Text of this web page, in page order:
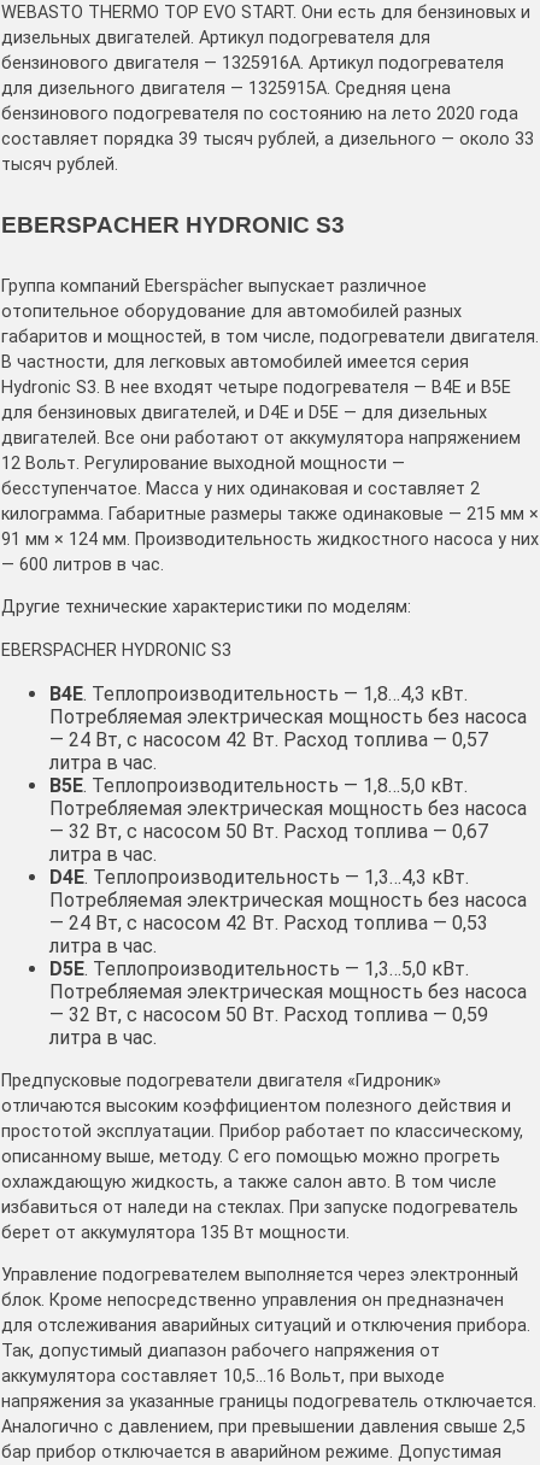
WEBASTO THERMO TOP EVO START. Они есть для бензиновых и
дизельных двигателей. Артикул подогревателя для
бензинового двигателя — 1325916A. Артикул подогревателя
для дизельного двигателя — 1325915A. Средняя цена
бензинового подогревателя по состоянию на лето 2020 года
составляет порядка 39 тысяч рублей, а дизельного — около 33
тысяч рублей.
EBERSPACHER HYDRONIC S3
Группа компаний Eberspächer выпускает различное
отопительное оборудование для автомобилей разных
габаритов и мощностей, в том числе, подогреватели двигателя.
В частности, для легковых автомобилей имеется серия
Hydronic S3. В нее входят четыре подогревателя — B4E и B5E
для бензиновых двигателей, и D4E и D5E — для дизельных
двигателей. Все они работают от аккумулятора напряжением
12 Вольт. Регулирование выходной мощности —
бесступенчатое. Масса у них одинаковая и составляет 2
килограмма. Габаритные размеры также одинаковые — 215 мм ×
91 мм × 124 мм. Производительность жидкостного насоса у них
— 600 литров в час.
Другие технические характеристики по моделям:
EBERSPACHER HYDRONIC S3
B4E. Теплопроизводительность — 1,8…4,3 кВт.
Потребляемая электрическая мощность без насоса
— 24 Вт, с насосом 42 Вт. Расход топлива — 0,57
литра в час.
B5E. Теплопроизводительность — 1,8…5,0 кВт.
Потребляемая электрическая мощность без насоса
— 32 Вт, с насосом 50 Вт. Расход топлива — 0,67
литра в час.
D4E. Теплопроизводительность — 1,3…4,3 кВт.
Потребляемая электрическая мощность без насоса
— 24 Вт, с насосом 42 Вт. Расход топлива — 0,53
литра в час.
D5E. Теплопроизводительность — 1,3…5,0 кВт.
Потребляемая электрическая мощность без насоса
— 32 Вт, с насосом 50 Вт. Расход топлива — 0,59
литра в час.
Предпусковые подогреватели двигателя «Гидроник»
отличаются высоким коэффициентом полезного действия и
простотой эксплуатации. Прибор работает по классическому,
описанному выше, методу. С его помощью можно прогреть
охлаждающую жидкость, а также салон авто. В том числе
избавиться от наледи на стеклах. При запуске подогреватель
берет от аккумулятора 135 Вт мощности.
Управление подогревателем выполняется через электронный
блок. Кроме непосредственно управления он предназначен
для отслеживания аварийных ситуаций и отключения прибора.
Так, допустимый диапазон рабочего напряжения от
аккумулятора составляет 10,5…16 Вольт, при выходе
напряжения за указанные границы подогреватель отключается.
Аналогично с давлением, при превышении давления свыше 2,5
бар прибор отключается в аварийном режиме. Допустимая